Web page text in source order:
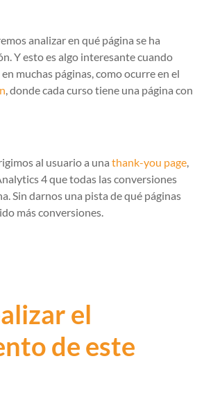
analizar en qué página se ha
Y esto es algo interesante cuando
muchas páginas, como ocurre en el
, donde cada curso tiene una página con
al usuario a unathank-you page,
4 que todas las conversiones
Sin darnos una pista de qué páginas
más conversiones.
el
de este